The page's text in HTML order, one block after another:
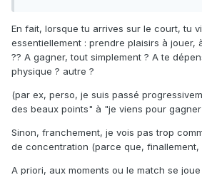
En fait, lorsque tu arrives sur le court, tu
essentiellement : prendre plaisirs à jouer,
?? A gagner, tout simplement ? A te
physique ? autre ?
(par ex, perso, je suis passé
des beaux points" à "je viens pour
Sinon, franchement, je vois pas trop
de concentration (parce que, finallement,
A priori, aux moments ou le match se